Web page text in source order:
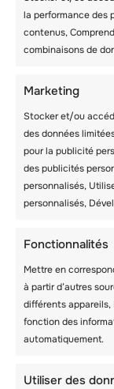
la performance des
contenus,
combinaisons de
Marketing
Stocker et/ou
des données
pour la publicité
des publicités
personnalisés,
personnalisés,
Fonctionnalités
Mettre en
à partir d’autres
différents appareils,
fonction des
automatiquement.
Utiliser des
AOÛT